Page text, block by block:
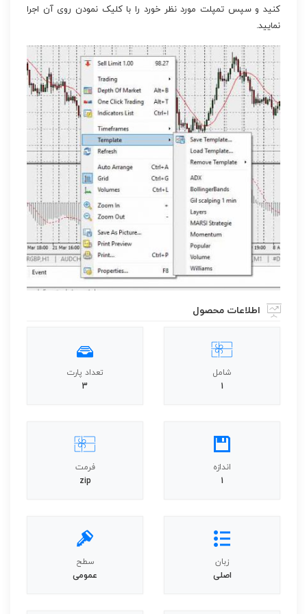
کنید و سپس تمپلت مورد نظر خورد را با کلیک نمودن روی آن اجرا
نمایید.
اطلاعات محصول
شامل
1
تعداد پارت
3
اندازه
1
فرمت
zip
زبان
اصلی
سطح
عمومی